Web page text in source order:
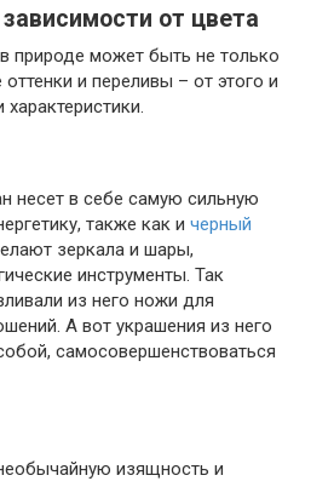
от цвета
природе может быть не только
и переливы – от этого и
несет в себе самую сильную
также как и черный
зеркала и шары,
инструменты. Так
из него ножи для
А вот украшения из него
самосовершенствоваться
изящность и